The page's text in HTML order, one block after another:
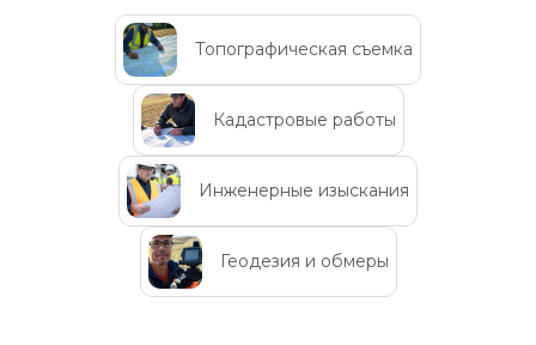
Топографическая съемка
Кадастровые работы
Инженерные изыскания
Геодезия и обмеры